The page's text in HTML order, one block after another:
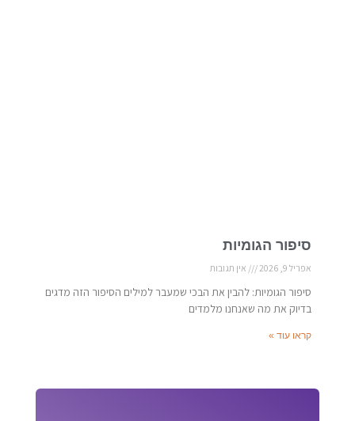
סיפור הגומיות
אפריל 9, 2026 אין תגובות
סיפור הגומיות: להבין את הבכי שמעבר למילים הסיפור הזה מדגים
בדיוק את מה שאנחנו מלמדים
קראו עוד »